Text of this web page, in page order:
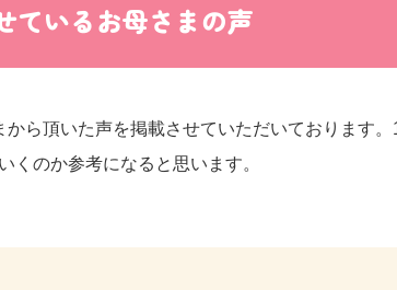
ているお母さまの声
ら頂いた声を掲載させていただいております。
のか参考になると思います。